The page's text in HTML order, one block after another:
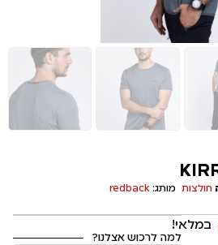
חולצות מותג:redback
במלאי!
למה לרכוש אצלנו?